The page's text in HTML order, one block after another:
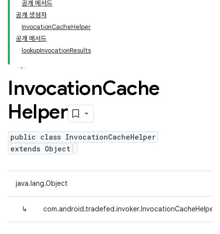
공개 메서드
공개 생성자
InvocationCacheHelper
공개 메서드
lookupInvocationResults
InvocationCache
Helper
public class InvocationCacheHelper
extends Object
java.lang.Object
↳ com.android.tradefed.invoker.InvocationCacheHelper